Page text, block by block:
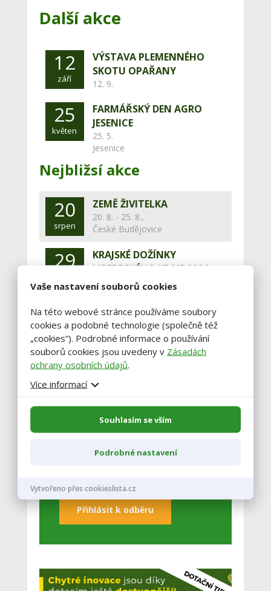
Další akce
12
září
VÝSTAVA PLEMENNÉHO
SKOTU OPAŘANY
12. 9.
25
květen
FARMÁŘSKÝ DEN AGRO
JESENICE
25. 5.
Jesenice
Nejbližsí akce
20
srpen
ZEMĚ ŽIVITELKA
20. 8. - 25. 8.,
České Budějovice
29
KRAJSKÉ DOŽÍNKY
LIBERECKÉHO KRAJE 2026
29. 8.,
Zobrazit celý kalendář
Buďte vždy v obraze!
Zadejte váš email a my vám občas
Vaše nastavení souborů cookies
Na této webové stránce používáme soubory
cookies a podobné technologie (společně též
„cookies“). Podrobné informace o používání
souborů cookies jsou uvedeny v Zásadách
ochrany osobních údajů.
Více informací
Souhlasím se vším
Podrobné nastavení
Vytvořeno přes cookieslista.cz